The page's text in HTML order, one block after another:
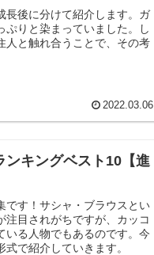
長後に分けて紹介します。ガ
ぷりと染まっていました。し
人と触れ合うことで、その考
2022.03.06
ンキングベスト10【進
です！サシャ・ブラウスとい
注目されがちですが、カッコ
いる人物でもあるのです。今
で紹介していきます。